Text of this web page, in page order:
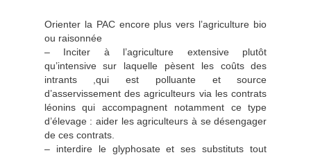
Orienter la PAC encore plus vers l’agriculture bio
ou raisonnée
– Inciter à l’agriculture extensive plutôt
qu’intensive sur laquelle pèsent les coûts des
intrants ,qui est polluante et source
d’asservissement des agriculteurs via les contrats
léonins qui accompagnent notamment ce type
d’élevage : aider les agriculteurs à se désengager
de ces contrats.
– interdire le glyphosate et ses substituts tout